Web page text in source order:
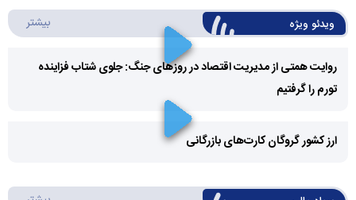
ویدئو ویژه بیشتر
Play
Video
روایت همتی از مدیریت اقتصاد در روزهای جنگ: جلوی شتاب فزاینده
تورم را گرفتیم
ارز کشور گروگان کارت‌های بازرگانی